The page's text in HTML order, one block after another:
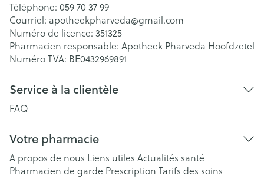
Téléphone: 059 70 37 99
Courriel: apotheekpharveda@gmail.com
Numéro de licence: 351325
Pharmacien responsable: Apotheek Pharveda Hoofdzetel
Numéro TVA: BE0432969891
Service à la clientèle
FAQ
Votre pharmacie
A propos de nous Liens utiles Actualités santé
Pharmacien de garde Prescription Tarifs des soins